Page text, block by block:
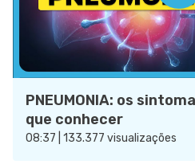
PNEUMONIA: os
que conhecer
08:37 | 133.377 visualizações